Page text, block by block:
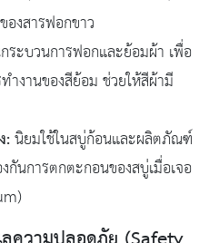
งสารฟอกขาว
ระบวนการฟอกและย้อมผ้า เพื่อ
ำงานของสีย้อม ช่วยให้สีผ้ามี
:นิยมใช้ในสบู่ก้อนและผลิตภัณฑ์
นการตกตะกอนของสบู่เมื่อเจอ